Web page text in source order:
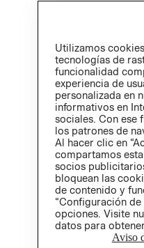
HOME
Utilizamos
tecnologías de
funcionalidad
experiencia de
personalizada en
informativos en
sociales. Con ese
los patrones de
Al hacer clic en
compartamos
socios
bloquean las
de contenido y
“Configuración
opciones. Visite
datos para
Aviso